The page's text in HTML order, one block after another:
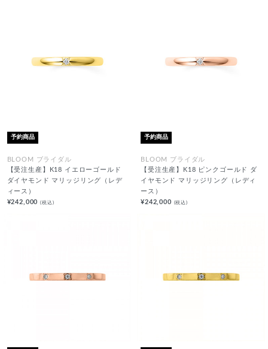
予約商品
BLOOM ブライダル
【受注生産】K18 イエローゴールド
ダイヤモンド マリッジリング（レデ
ィース）
¥242,000(税込)
予約商品
BLOOM ブライダル
【受注生産】K18 ピンクゴールド ダ
イヤモンド マリッジリング（レディ
ース）
¥242,000 (税込)